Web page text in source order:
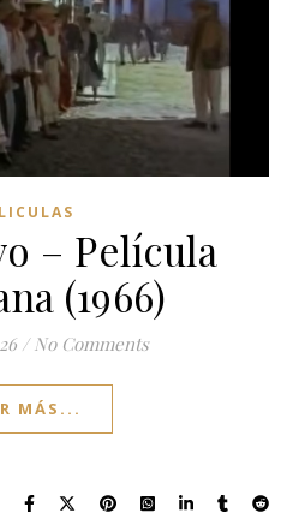
– Película
(1966)
/ No Comments
MÁS...